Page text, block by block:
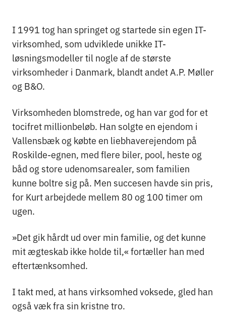
I 1991 tog han springet og startede sin egen IT-
virksomhed, som udviklede unikke IT-
løsningsmodeller til nogle af de største
virksomheder i Danmark, blandt andet A.P. Møller
og B&O.
Virksomheden blomstrede, og han var god for et
tocifret millionbeløb. Han solgte en ejendom i
Vallensbæk og købte en liebhaverejendom på
Roskilde-egnen, med flere biler, pool, heste og
båd og store udenomsarealer, som familien
kunne boltre sig på. Men succesen havde sin pris,
for Kurt arbejdede mellem 80 og 100 timer om
ugen.
»Det gik hårdt ud over min familie, og det kunne
mit ægteskab ikke holde til,« fortæller han med
eftertænksomhed.
I takt med, at hans virksomhed voksede, gled han
også væk fra sin kristne tro.